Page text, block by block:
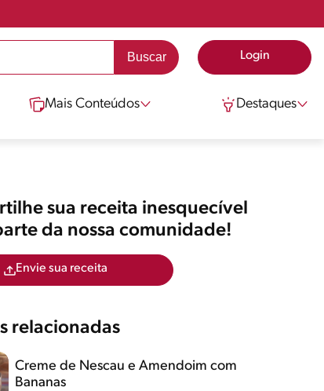
Login
Mais Conteúdos Destaques
sua receita inesquecível
da nossa comunidade!
Envie sua receita
relacionadas
Creme de Nescau e Amendoim com
Bananas